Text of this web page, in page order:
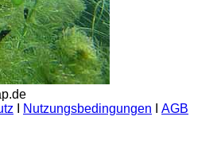
Nutzungsbedingungen AGB